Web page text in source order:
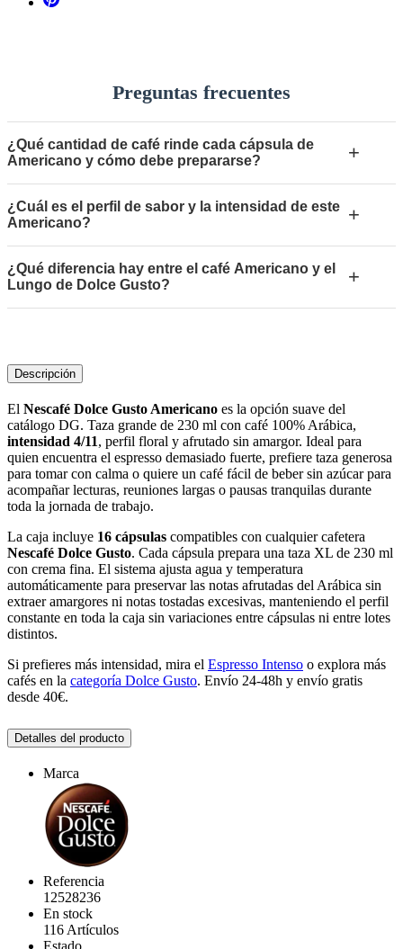
Preguntas frecuentes
¿Qué cantidad de café rinde cada cápsula de
Americano y cómo debe prepararse?
+
¿Cuál es el perfil de sabor y la intensidad de este
Americano?
+
¿Qué diferencia hay entre el café Americano y el
Lungo de Dolce Gusto?
+
Descripción
El Nescafé Dolce Gusto Americano es la opción suave del
catálogo DG. Taza grande de 230 ml con café 100% Arábica,
intensidad 4/11, perfil floral y afrutado sin amargor. Ideal para
quien encuentra el espresso demasiado fuerte, prefiere taza generosa
para tomar con calma o quiere un café fácil de beber sin azúcar para
acompañar lecturas, reuniones largas o pausas tranquilas durante
toda la jornada de trabajo.
La caja incluye 16 cápsulas compatibles con cualquier cafetera
Nescafé Dolce Gusto. Cada cápsula prepara una taza XL de 230 ml
con crema fina. El sistema ajusta agua y temperatura
automáticamente para preservar las notas afrutadas del Arábica sin
extraer amargores ni notas tostadas excesivas, manteniendo el perfil
constante en toda la caja sin variaciones entre cápsulas ni entre lotes
distintos.
Si prefieres más intensidad, mira el Espresso Intenso o explora más
cafés en la categoría Dolce Gusto. Envío 24-48h y envío gratis
desde 40€.
Detalles del producto
Marca
Referencia
12528236
En stock
116 Artículos